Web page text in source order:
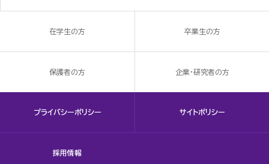
在学生の方 卒業生の方
保護者の方 企業・研究者の方
プライバシーポリシー サイトポリシー
採用情報